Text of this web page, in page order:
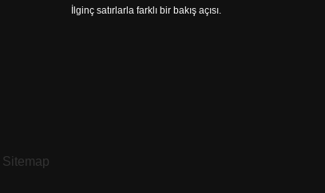
İlginç satırlarla farklı bir bakış açısı.
Sitemap